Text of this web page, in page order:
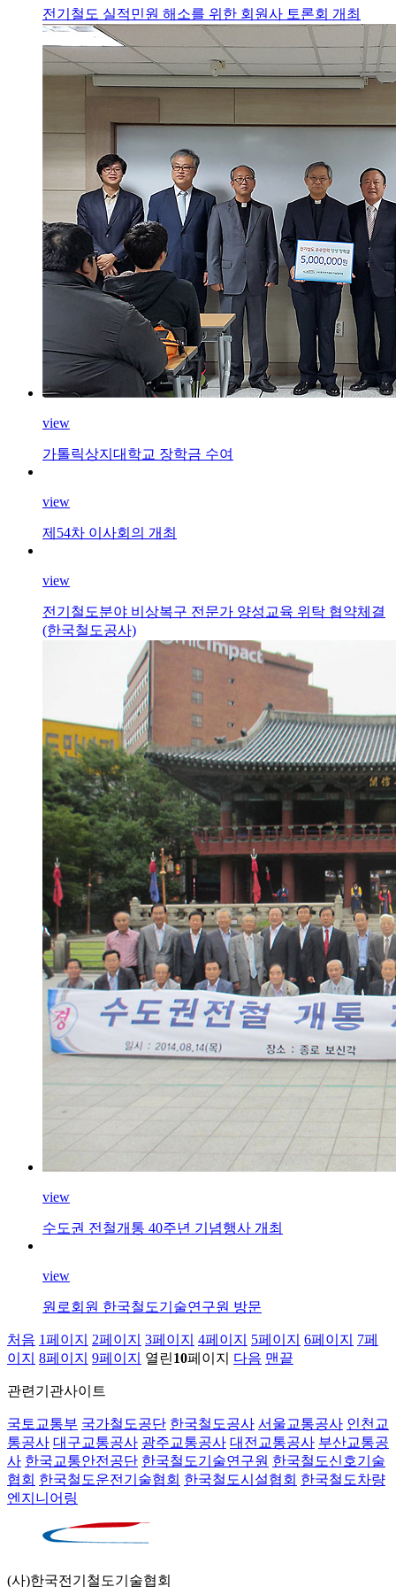
전기철도 실적민원 해소를 위한 회원사 토론회 개최
view
가톨릭상지대학교 장학금 수여
view
제54차 이사회의 개최
view
전기철도분야 비상복구 전문가 양성교육 위탁 협약체결
(한국철도공사)
view
수도권 전철개통 40주년 기념행사 개최
view
원로회원 한국철도기술연구원 방문
처음 1페이지 2페이지 3페이지 4페이지 5페이지 6페이지 7페
이지 8페이지 9페이지 열린10페이지 다음 맨끝
관련기관사이트
국토교통부 국가철도공단 한국철도공사 서울교통공사 인천교
통공사 대구교통공사 광주교통공사 대전교통공사 부산교통공
사 한국교통안전공단 한국철도기술연구원 한국철도신호기술
협회 한국철도운전기술협회 한국철도시설협회 한국철도차량
엔지니어링
(사)한국전기철도기술협회